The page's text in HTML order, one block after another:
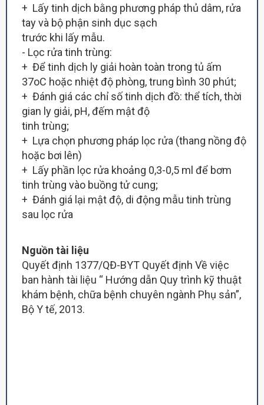
+ Lấy tinh dịch bằng phương pháp thủ dâm, rửa
tay và bộ phận sinh dục sạch
trước khi lấy mẫu.
- Lọc rửa tinh trùng:
+ Để tinh dịch ly giải hoàn toàn trong tủ ấm
37oC hoặc nhiệt độ phòng, trung bình 30 phút;
+ Đánh giá các chỉ số tinh dịch đồ: thể tích, thời
gian ly giải, pH, đếm mật độ
tinh trùng;
+ Lựa chọn phương pháp lọc rửa (thang nồng độ
hoặc bơi lên)
+ Lấy phần lọc rửa khoảng 0,3-0,5 ml để bơm
tinh trùng vào buồng tử cung;
+ Đánh giá lại mật độ, di động mẫu tinh trùng
sau lọc rửa
Nguồn tài liệu
Quyết định 1377/QĐ-BYT Quyết định Về việc
ban hành tài liệu “ Hướng dẫn Quy trình kỹ thuật
khám bệnh, chữa bệnh chuyên ngành Phụ sản”,
Bộ Y tế, 2013.